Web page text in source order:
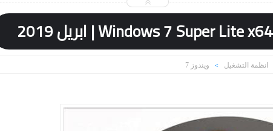
انظمة التشغيل > ويندوز 7